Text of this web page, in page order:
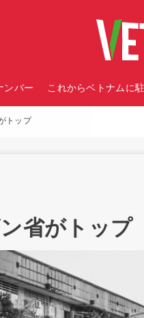
ンバー これからベトナムに
トップ
省がトップ